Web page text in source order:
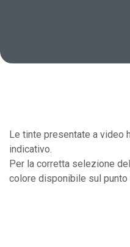
Le tinte presentate a video
indicativo.
Per la corretta selezione
colore disponibile sul punto